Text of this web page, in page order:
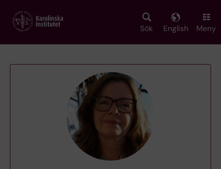
main
Sök English Meny